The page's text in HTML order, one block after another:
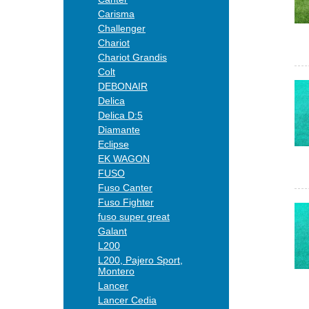
Carisma
Challenger
Chariot
Chariot Grandis
Colt
DEBONAIR
Delica
Delica D:5
Diamante
Eclipse
EK WAGON
FUSO
Fuso Canter
Fuso Fighter
fuso super great
Galant
L200
L200, Pajero Sport,
Montero
Lancer
Lancer Cedia